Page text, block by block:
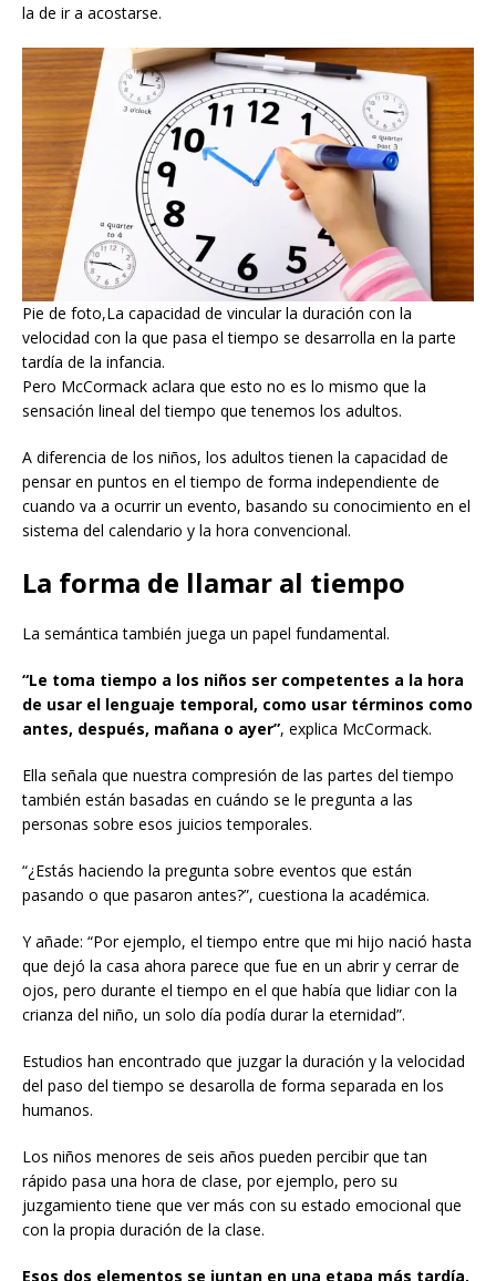
la de ir a acostarse.
Pie de foto,La capacidad de vincular la duración con la
velocidad con la que pasa el tiempo se desarrolla en la parte
tardía de la infancia.
Pero McCormack aclara que esto no es lo mismo que la
sensación lineal del tiempo que tenemos los adultos.
A diferencia de los niños, los adultos tienen la capacidad de
pensar en puntos en el tiempo de forma independiente de
cuando va a ocurrir un evento, basando su conocimiento en el
sistema del calendario y la hora convencional.
La forma de llamar al tiempo
La semántica también juega un papel fundamental.
“Le toma tiempo a los niños ser competentes a la hora
de usar el lenguaje temporal, como usar términos como
antes, después, mañana o ayer”, explica McCormack.
Ella señala que nuestra compresión de las partes del tiempo
también están basadas en cuándo se le pregunta a las
personas sobre esos juicios temporales.
“¿Estás haciendo la pregunta sobre eventos que están
pasando o que pasaron antes?”, cuestiona la académica.
Y añade: “Por ejemplo, el tiempo entre que mi hijo nació hasta
que dejó la casa ahora parece que fue en un abrir y cerrar de
ojos, pero durante el tiempo en el que había que lidiar con la
crianza del niño, un solo día podía durar la eternidad”.
Estudios han encontrado que juzgar la duración y la velocidad
del paso del tiempo se desarolla de forma separada en los
humanos.
Los niños menores de seis años pueden percibir que tan
rápido pasa una hora de clase, por ejemplo, pero su
juzgamiento tiene que ver más con su estado emocional que
con la propia duración de la clase.
Esos dos elementos se juntan en una etapa más tardía,